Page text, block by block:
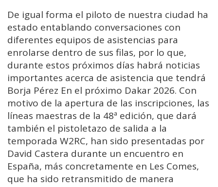
De igual forma el piloto de nuestra ciudad ha
estado entablando conversaciones con
diferentes equipos de asistencias para
enrolarse dentro de sus filas, por lo que,
durante estos próximos días habrá noticias
importantes acerca de asistencia que tendrá
Borja Pérez En el próximo Dakar 2026. Con
motivo de la apertura de las inscripciones, las
líneas maestras de la 48ª edición, que dará
también el pistoletazo de salida a la
temporada W2RC, han sido presentadas por
David Castera durante un encuentro en
España, más concretamente en Les Comes,
que ha sido retransmitido de manera